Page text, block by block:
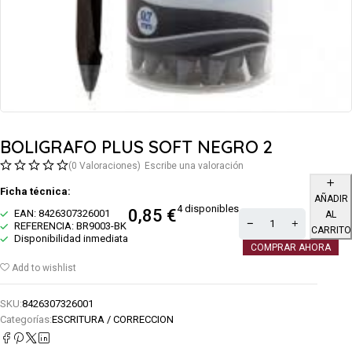
BOLIGRAFO PLUS SOFT NEGRO 2
(0 Valoraciones) Escribe una valoración
Ficha técnica:
EAN: 8426307326001
REFERENCIA: BR9003-BK
Disponibilidad inmediata
0,85 €4 disponibles
AÑADIR
AL
CARRITO
COMPRAR AHORA
Add to wishlist
SKU:8426307326001
Categorías:ESCRITURA / CORRECCION